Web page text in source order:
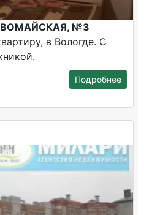
№3
в Вологде. С
Подробнее